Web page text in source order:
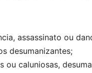
assassinato ou
desumanizantes;
caluniosas,